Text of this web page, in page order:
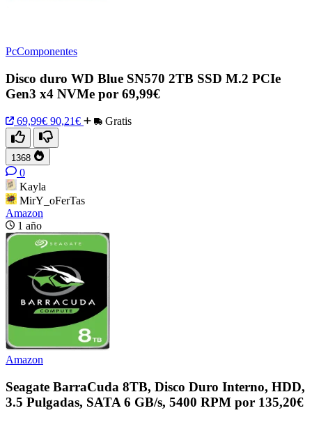
PcComponentes
Disco duro WD Blue SN570 2TB SSD M.2 PCIe
Gen3 x4 NVMe por 69,99€
69,99€ 90,21€ Gratis
1368
0
Kayla
MirY_oFerTas
Amazon
1 año
Amazon
Seagate BarraCuda 8TB, Disco Duro Interno, HDD,
3.5 Pulgadas, SATA 6 GB/s, 5400 RPM por 135,20€